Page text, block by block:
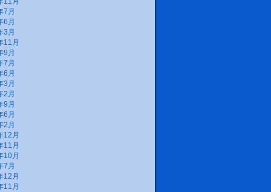
7月
6月
3月
11月
9月
7月
6月
3月
2月
9月
6月
2月
12月
11月
10月
7月
12月
11月